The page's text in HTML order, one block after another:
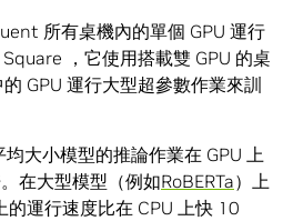
所有桌機內的單個 GPU 運行
，它使用搭載雙 GPU 的桌
GPU 運行大型超參數作業來訓
大小模型的推論作業在 GPU 上
在大型模型（例如RoBERTa）上
的運行速度比在 CPU 上快 10